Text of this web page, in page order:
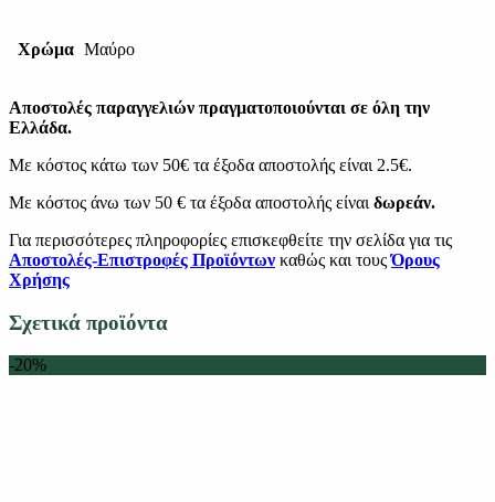
Χρώμα Μαύρο
Αποστολές παραγγελιών πραγματοποιούνται σε όλη την
Ελλάδα.
Με κόστος κάτω των 50€ τα έξοδα αποστολής είναι 2.5€.
Με κόστος άνω των 50 € τα έξοδα αποστολής είναι δωρεάν.
Για περισσότερες πληροφορίες επισκεφθείτε την σελίδα για τις
Αποστολές-Επιστροφές Προϊόντων καθώς και τουςΌρους
Χρήσης
Σχετικά προϊόντα
-20%